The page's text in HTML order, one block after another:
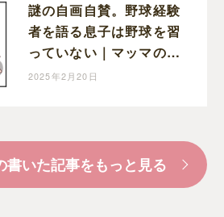
謎の自画自賛。野球経験
者を語る息子は野球を習
っていない｜マッマの育
児漫画
2025年2月20日
書いた記事をもっと見る